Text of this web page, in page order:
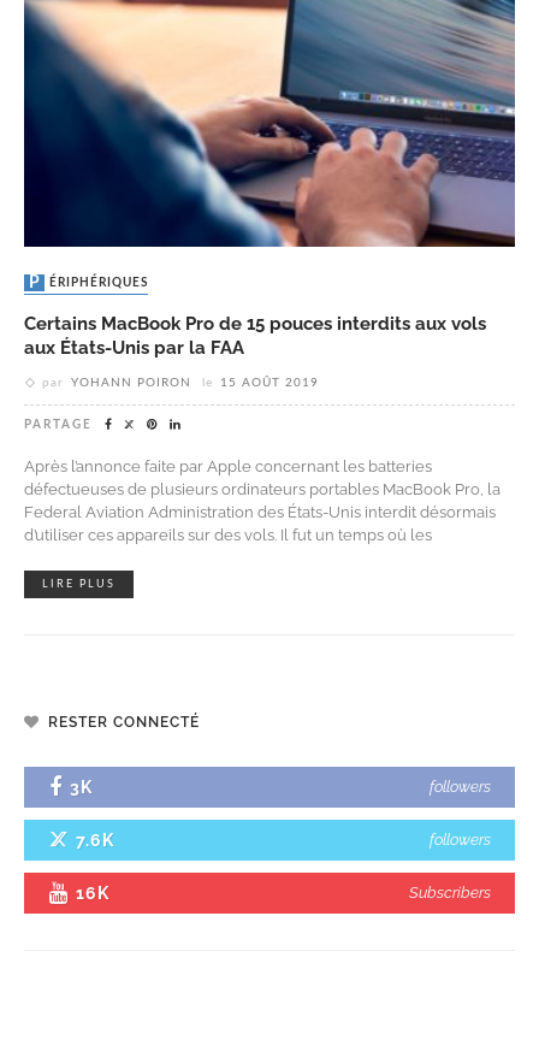
PÉRIPHÉRIQUES
Certains MacBook Pro de 15 pouces interdits aux vols
aux États-Unis par la FAA
par YOHANN POIRON le 15 AOÛT 2019
PARTAGE
Après l’annonce faite par Apple concernant les batteries
défectueuses de plusieurs ordinateurs portables MacBook Pro, la
Federal Aviation Administration des États-Unis interdit désormais
d’utiliser ces appareils sur des vols. Il fut un temps où les
LIRE PLUS
RESTER CONNECTÉ
3K followers
7.6K followers
16K Subscribers